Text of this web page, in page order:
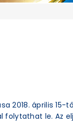
2018. április
le. Az